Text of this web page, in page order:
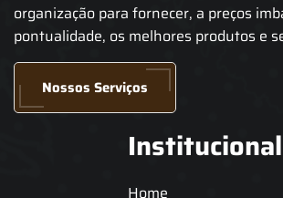
organização para fornecer, a preços
pontualidade, os melhores produtos e
Nossos Serviços
Institucional
Home